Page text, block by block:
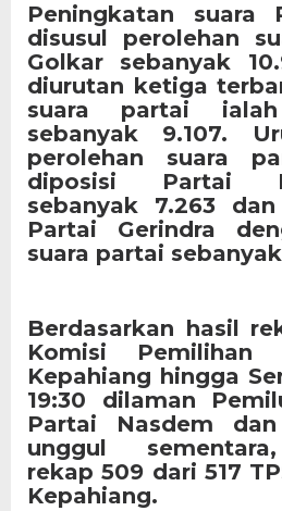
Peningkatan suara
disusul perolehan
Golkar sebanyak
diurutan ketiga
suara partai
sebanyak 9.107.
perolehan suara
diposisi Partai
sebanyak 7.263
Partai Gerindra
suara partai
Berdasarkan hasil
Komisi Pemilihan
Kepahiang hingga
19:30 dilaman
Partai Nasdem
unggul
rekap 509 dari 517
Kepahiang.